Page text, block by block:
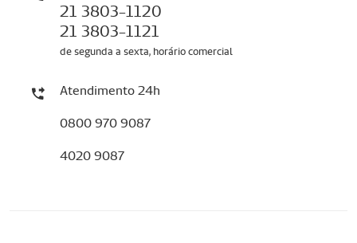
21 3803-1120
21 3803-1121
de segunda a sexta, horário comercial
Atendimento 24h
0800 970 9087
4020 9087